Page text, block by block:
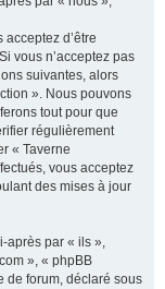
d’être
vous n’acceptez pas
suivantes, alors
». Nous pouvons
tout pour que
régulièrement
« Taverne
vous acceptez
des mises à jour
après par « ils »,
», « phpBB
de forum, déclaré sous